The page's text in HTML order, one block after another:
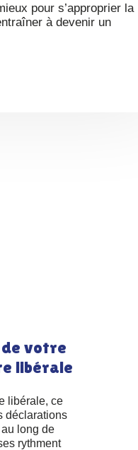
pour s’approprier la
à devenir un
de votre
libérale
libérale, ce
déclarations
long de
rythment